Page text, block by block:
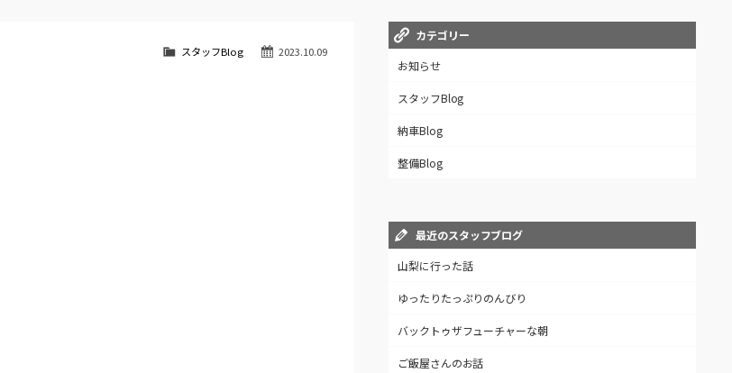
2023.10.09
スタッフBlog
カテゴリー
お知らせ
スタッフBlog
納車Blog
整備Blog
最近のスタッフブログ
山梨に行った話
ゆったりたっぷりのんびり
バックトゥザフューチャーな朝
ご飯屋さんのお話